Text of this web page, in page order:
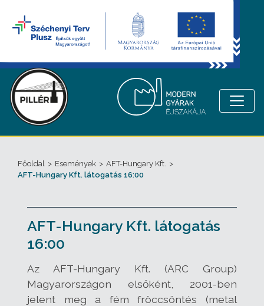
Főoldal > Események > AFT-Hungary Kft. >
AFT-Hungary Kft. látogatás 16:00
AFT-Hungary Kft. látogatás
16:00
Az AFT-Hungary Kft. (ARC Group)
Magyarországon elsőként, 2001-ben
jelent meg a fém fröccsöntés (metal